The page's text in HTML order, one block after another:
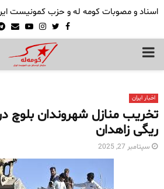
اسناد و مصوبات کومه له و حزب کمونیست
Facebook
Twitter
Instagram
PRIMARY
اخبار ایران
تخریب منازل شهروندان بلوچ
ریگی زاهدان
سپتامبر 27, 2025